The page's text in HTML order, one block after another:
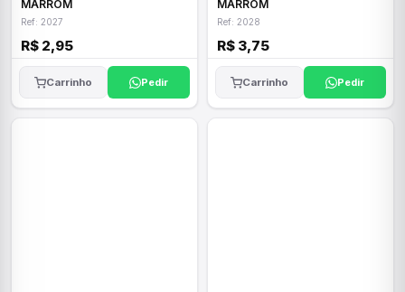
MARROM
Ref: 2027
R$ 2,95
Carrinho Pedir
MARROM
Ref: 2028
R$ 3,75
Carrinho Pedir